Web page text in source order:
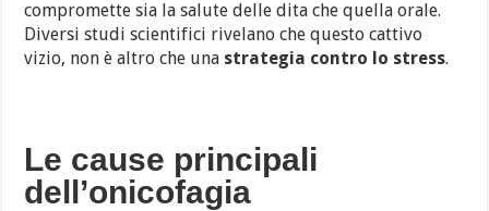
compromette sia la salute delle dita che quella orale.
Diversi studi scientifici rivelano che questo cattivo
vizio, non è altro che una strategia contro lo stress.
Le cause principali
dell’onicofagia